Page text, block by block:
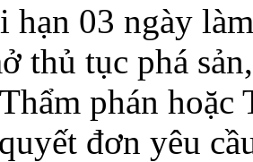
hạn 03 ngày
thủ tục phá
phán hoặc
đơn yêu